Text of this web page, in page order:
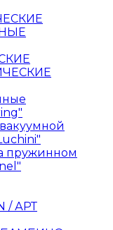
пружинном
/ АРТ